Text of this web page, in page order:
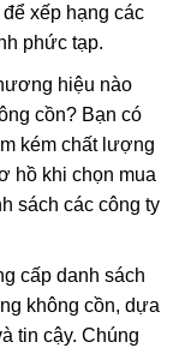
xếp hạng các
phức tạp.
hiệu nào
cồn? Bạn có
kém chất lượng
hồ khi chọn mua
sách các công ty
cấp danh sách
không cồn, dựa
tin cậy. Chúng